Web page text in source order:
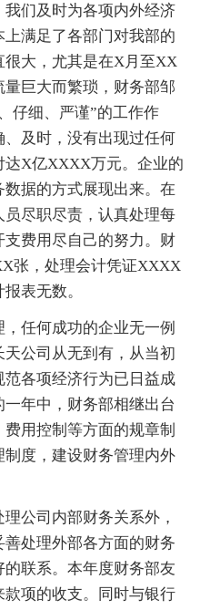
们及时为各项内外经济
满足了各部门对我部的
很大，尤其是在X月至XX
巨大而繁琐，财务部邹
仔细、严谨”的工作作
及时，没有出现过任何
达X亿XXXX万元。企业的
据的方式展现出来。在
尽职尽责，认真处理每
费用尽自己的努力。财
张，处理会计凭证XXXX
表无数。
任何成功的企业无一例
公司从无到有，从当初
各项经济行为已日益成
年中，财务部相继出台
用控制等方面的规章制
度，建设财务管理内外
公司内部财务关系外，
处理外部各方面的财务
联系。本年度财务部友
项的收支。同时与银行